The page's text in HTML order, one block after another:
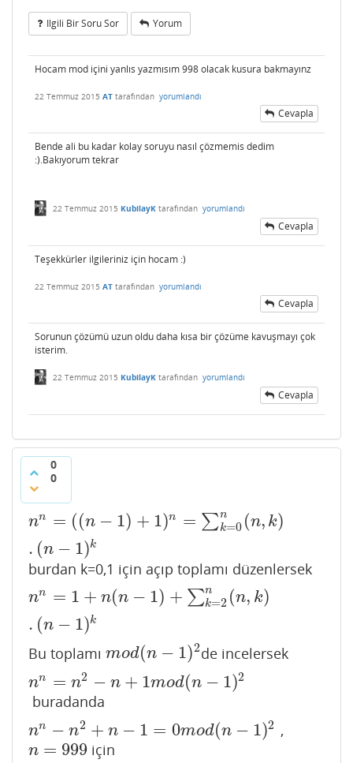
Ilgili Bir Soru Sor Yorum
Hocam mod içini yanlıs yazmısım 998 olacak kusura bakmayınz
22 Temmuz 2015 AT tarafından yorumlandı
Cevapla
Bende ali bu kadar kolay soruyu nasıl çözmemis dedim
:).Bakıyorum tekrar
22 Temmuz 2015 KubilayK tarafından yorumlandı
Cevapla
Teşekkürler ilgileriniz için hocam :)
22 Temmuz 2015 AT tarafından yorumlandı
Cevapla
Sorunun çözümü uzun oldu daha kısa bir çözüme kavuşmayı çok
isterim.
22 Temmuz 2015 KubilayK tarafından yorumlandı
Cevapla
0
0
nn = ((n − 1) + 1)n = ∑n
k=0 (n, k)
. (n − 1)k
nn ((n − 1)+ 1)n=∑ k= 0n(n k). n−1)k
burdan k=0,1 için açıp toplamı düzenlersek
nn = 1 + n(n − 1) + ∑n
k=2 (n, k)
. (n − 1)k
nn 1+ n( n− 1)+∑k =2 n(n,k) .(n−1)k
Bu toplamı mod(n − 1)2
mod(n− 1)2 de incelersek
nn = n2 − n + 1mod(n − 1)2
nn n2 −n 1mo d( n−1)2
buradanda
nn − n2 + n − 1 = 0mod(n − 1)2
nn −n2+n −1=0 mo d n− 1)2 ,
n = 999
n=999 için